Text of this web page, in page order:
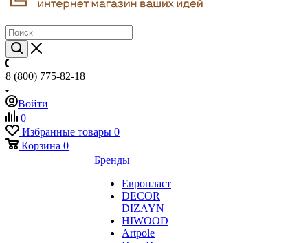
8 (800) 775-82-18
Войти
0
Избранные товары 0
Корзина 0
Бренды
Европласт
DECOR
DIZAYN
HIWOOD
Artpole